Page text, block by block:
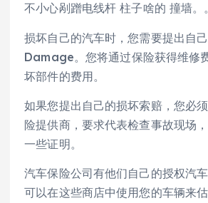
不小心剐蹭电线杆 柱子啥的 撞墙。
损坏自己的汽车时，您需要提出自
Damage。您将通过保险获得维修
坏部件的费用。
如果您提出自己的损坏索赔，您必
险提供商，要求代表检查事故现场
一些证明。
汽车保险公司有他们自己的授权汽
可以在这些商店中使用您的车辆来